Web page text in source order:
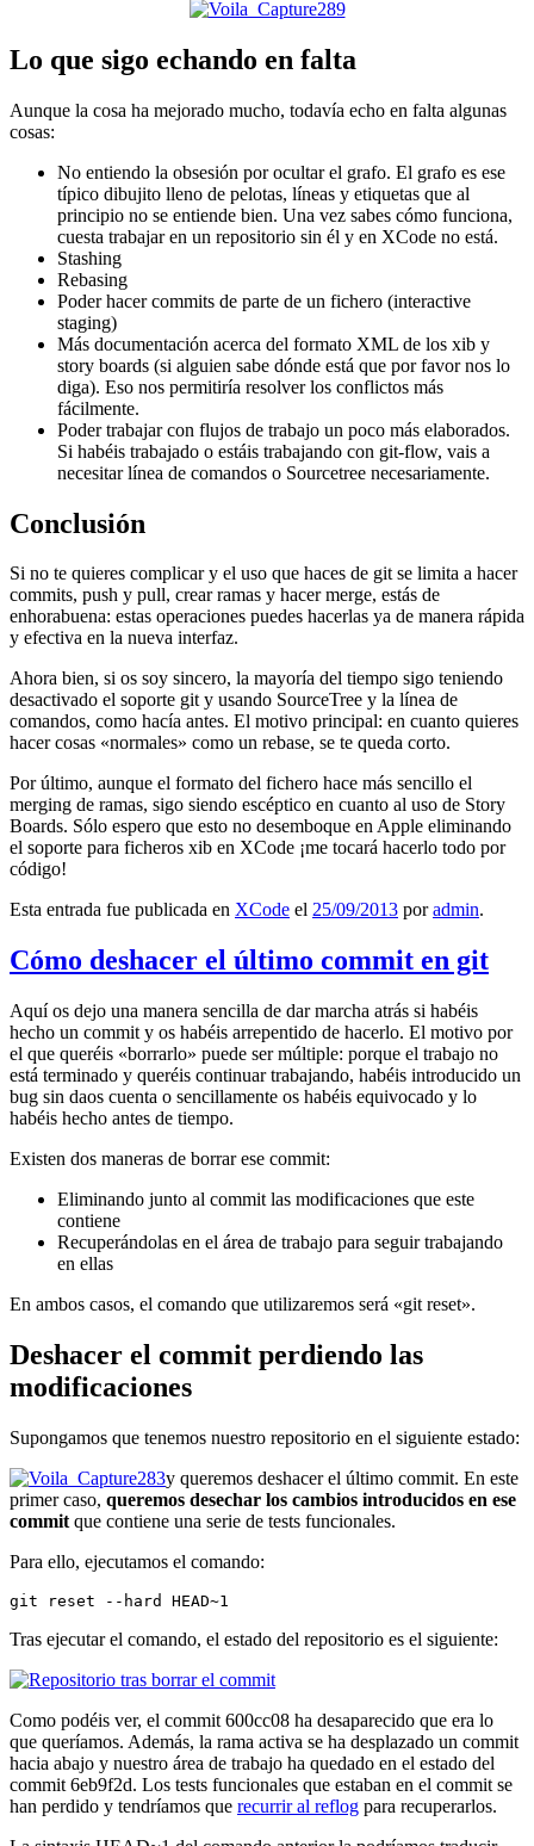
Lo que sigo echando en falta
Aunque la cosa ha mejorado mucho, todavía echo en falta algunas
cosas:
No entiendo la obsesión por ocultar el grafo. El grafo es ese
típico dibujito lleno de pelotas, líneas y etiquetas que al
principio no se entiende bien. Una vez sabes cómo funciona,
cuesta trabajar en un repositorio sin él y en XCode no está.
Stashing
Rebasing
Poder hacer commits de parte de un fichero (interactive
staging)
Más documentación acerca del formato XML de los xib y
story boards (si alguien sabe dónde está que por favor nos lo
diga). Eso nos permitiría resolver los conflictos más
fácilmente.
Poder trabajar con flujos de trabajo un poco más elaborados.
Si habéis trabajado o estáis trabajando con git-flow, vais a
necesitar línea de comandos o Sourcetree necesariamente.
Conclusión
Si no te quieres complicar y el uso que haces de git se limita a hacer
commits, push y pull, crear ramas y hacer merge, estás de
enhorabuena: estas operaciones puedes hacerlas ya de manera rápida
y efectiva en la nueva interfaz.
Ahora bien, si os soy sincero, la mayoría del tiempo sigo teniendo
desactivado el soporte git y usando SourceTree y la línea de
comandos, como hacía antes. El motivo principal: en cuanto quieres
hacer cosas «normales» como un rebase, se te queda corto.
Por último, aunque el formato del fichero hace más sencillo el
merging de ramas, sigo siendo escéptico en cuanto al uso de Story
Boards. Sólo espero que esto no desemboque en Apple eliminando
el soporte para ficheros xib en XCode ¡me tocará hacerlo todo por
código!
Esta entrada fue publicada en XCode el 25/09/2013 poradmin.
Cómo deshacer el último commit en git
Aquí os dejo una manera sencilla de dar marcha atrás si habéis
hecho un commit y os habéis arrepentido de hacerlo. El motivo por
el que queréis «borrarlo» puede ser múltiple: porque el trabajo no
está terminado y queréis continuar trabajando, habéis introducido un
bug sin daos cuenta o sencillamente os habéis equivocado y lo
habéis hecho antes de tiempo.
Existen dos maneras de borrar ese commit:
Eliminando junto al commit las modificaciones que este
contiene
Recuperándolas en el área de trabajo para seguir trabajando
en ellas
En ambos casos, el comando que utilizaremos será «git reset».
Deshacer el commit perdiendo las
modificaciones
Supongamos que tenemos nuestro repositorio en el siguiente estado:
y queremos deshacer el último commit. En este
primer caso, queremos desechar los cambios introducidos en ese
commit que contiene una serie de tests funcionales.
Para ello, ejecutamos el comando:
git reset --hard HEAD~1
Tras ejecutar el comando, el estado del repositorio es el siguiente:
Como podéis ver, el commit 600cc08 ha desaparecido que era lo
que queríamos. Además, la rama activa se ha desplazado un commit
hacia abajo y nuestro área de trabajo ha quedado en el estado del
commit 6eb9f2d. Los tests funcionales que estaban en el commit se
han perdido y tendríamos que recurrir al reflog para recuperarlos.